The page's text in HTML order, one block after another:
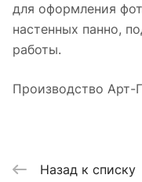
для оформления
настенных панно,
работы.
Производство Арт-
Назад к списку